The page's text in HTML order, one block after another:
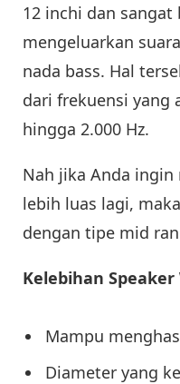
12 inchi dan sangat
mengeluarkan
nada bass. Hal
dari frekuensi yang
hingga 2.000 Hz.
Nah jika Anda ingin
lebih luas lagi,
dengan tipe mid
Kelebihan Speaker
Mampu
Diameter yang